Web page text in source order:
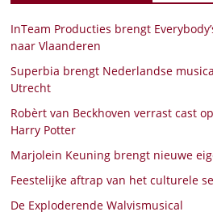
InTeam Producties brengt
naar Vlaanderen
Superbia brengt Nederlandse
Utrecht
Robèrt van Beckhoven verrast cast
Harry Potter
Marjolein Keuning brengt nieuwe
Feestelijke aftrap van het culturele
De Exploderende Walvismusical